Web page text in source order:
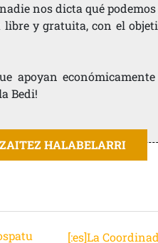
nos dicta qué
y gratuita, con el
apoyan
Bedi!
HALABELARRI
[:es]La